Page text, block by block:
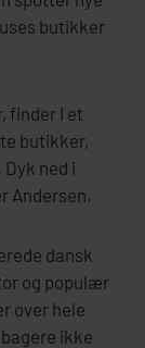
butikker
finder I et
butikker,
ned i
Andersen.
dansk
og populær
over hele
ikke